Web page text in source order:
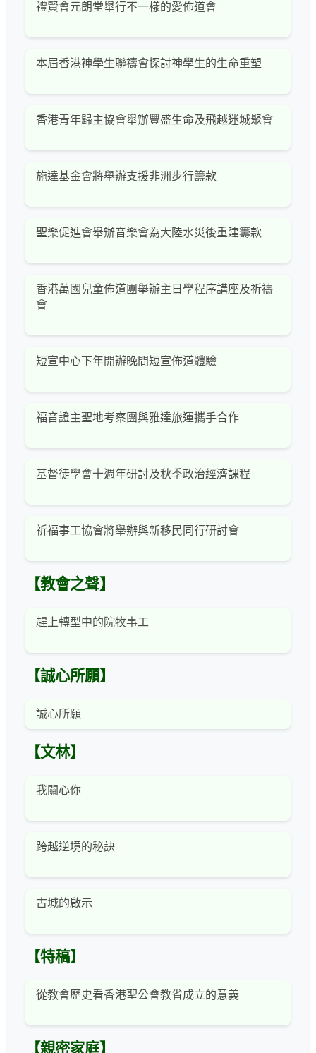
禮賢會元朗堂舉行不一樣的愛佈道會
本屆香港神學生聯禱會探討神學生的生命重塑
香港青年歸主協會舉辦豐盛生命及飛越迷城聚會
施達基金會將舉辦支援非洲步行籌款
聖樂促進會舉辦音樂會為大陸水災後重建籌款
香港萬國兒童佈道團舉辦主日學程序講座及祈禱
會
短宣中心下年開辦晚間短宣佈道體驗
福音證主聖地考察團與雅達旅運攜手合作
基督徒學會十週年研討及秋季政治經濟課程
祈福事工協會將舉辦與新移民同行研討會
【教會之聲】
趕上轉型中的院牧事工
【誠心所願】
誠心所願
【文林】
我關心你
跨越逆境的秘訣
古城的啟示
【特稿】
從教會歷史看香港聖公會教省成立的意義
【親密家庭】